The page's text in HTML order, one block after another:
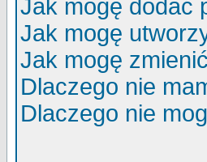
Jak mogę dodać
Jak mogę
Jak mogę
Dlaczego nie
Dlaczego nie